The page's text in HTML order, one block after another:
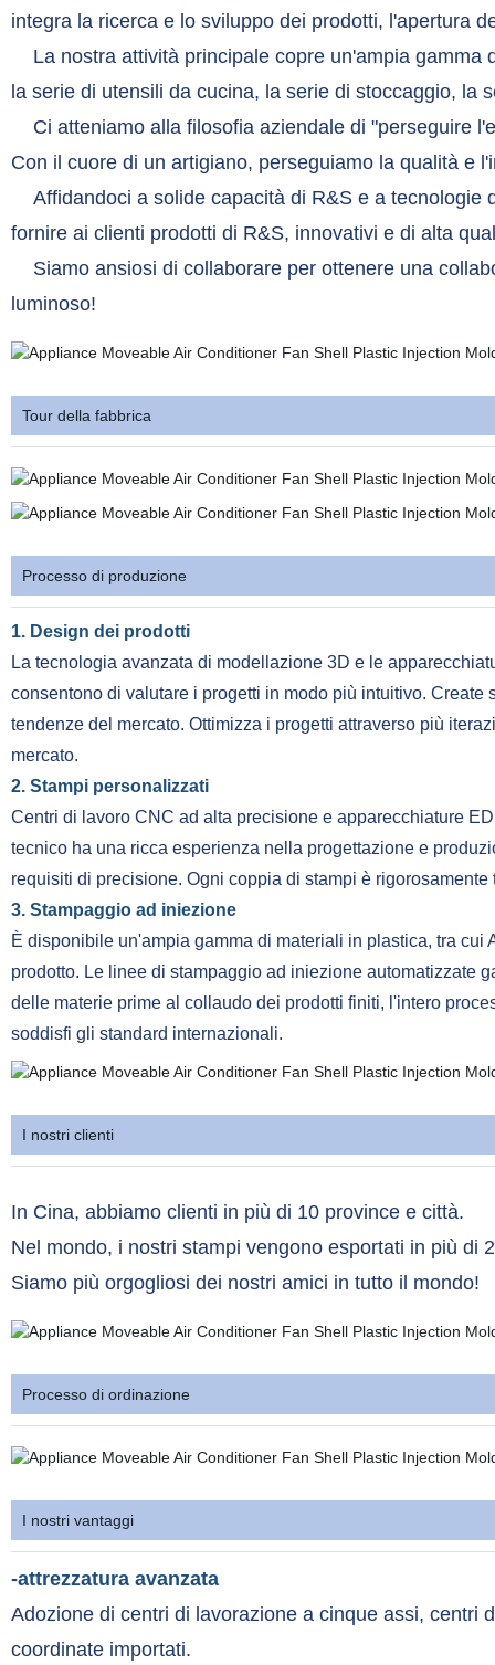
integra la ricerca e lo sviluppo dei prodotti, l'apertura
La nostra attività principale copre un'ampia gamma
la serie di utensili da cucina, la serie di stoccaggio, la
Ci atteniamo alla filosofia aziendale di "perseguire
Con il cuore di un artigiano, perseguiamo la qualità e
Affidandoci a solide capacità di R&S e a tecnologie
fornire ai clienti prodotti di R&S, innovativi e di alta
Siamo ansiosi di collaborare per ottenere una
luminoso!
Tour della fabbrica
Processo di produzione
1. Design dei prodotti
La tecnologia avanzata di modellazione 3D e le
consentono di valutare i progetti in modo più intuitivo.
tendenze del mercato. Ottimizza i progetti attraverso più
mercato.
2. Stampi personalizzati
Centri di lavoro CNC ad alta precisione e apparecchiature
tecnico ha una ricca esperienza nella progettazione e
requisiti di precisione. Ogni coppia di stampi è
3. Stampaggio ad iniezione
È disponibile un'ampia gamma di materiali in plastica, tra
prodotto. Le linee di stampaggio ad iniezione automatizzate
delle materie prime al collaudo dei prodotti finiti, l'intero
soddisfi gli standard internazionali.
I nostri clienti
In Cina, abbiamo clienti in più di 10 province e città.
Nel mondo, i nostri stampi vengono esportati in più di
Siamo più orgogliosi dei nostri amici in tutto il mondo!
Processo di ordinazione
I nostri vantaggi
-attrezzatura avanzata
Adozione di centri di lavorazione a cinque assi, centri
coordinate importati.